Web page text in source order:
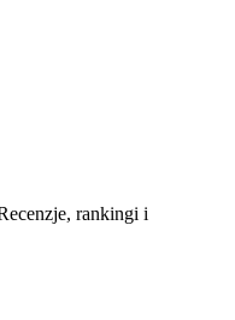
rankingi i